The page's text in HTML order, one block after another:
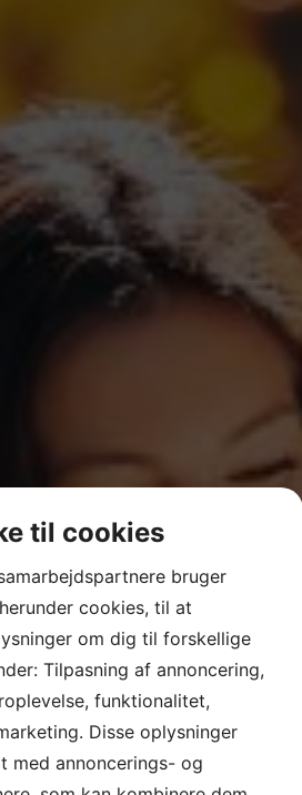
til cookies
bruger
cookies, til at
om dig til forskellige
Tilpasning af annoncering,
funktionalitet,
Disse oplysninger
med annoncerings- og